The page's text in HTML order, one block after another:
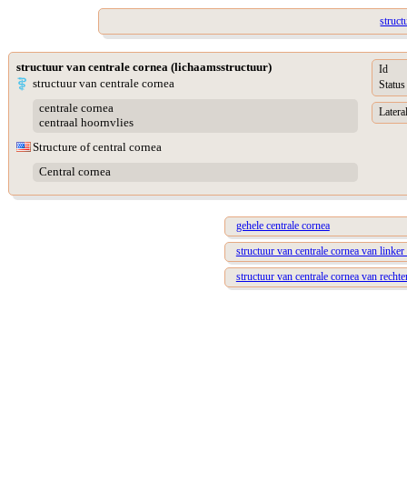
structuur van centrale cornea (lichaamsstructuur)
structuur van centrale cornea
centrale cornea
centraal hoornvlies
Structure of central cornea
Central cornea
Id
Status
gehele centrale cornea
structuur van centrale cornea van linker
structuur van centrale cornea van